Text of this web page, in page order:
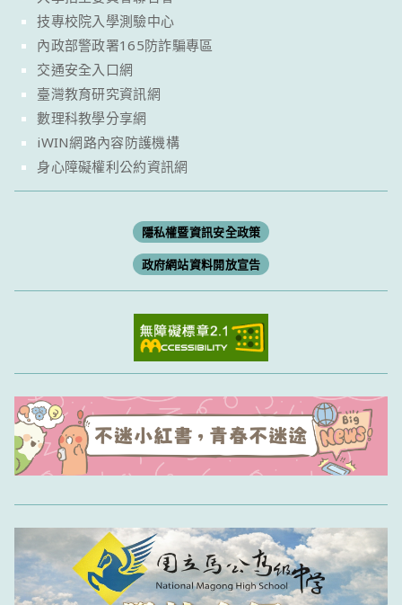
技專校院入學測驗中心
內政部警政署165防詐騙專區
交通安全入口網
臺灣教育研究資訊網
數理科教學分享網
iWIN網路內容防護機構
身心障礙權利公約資訊網
隱私權暨資訊安全政策
政府網站資料開放宣告